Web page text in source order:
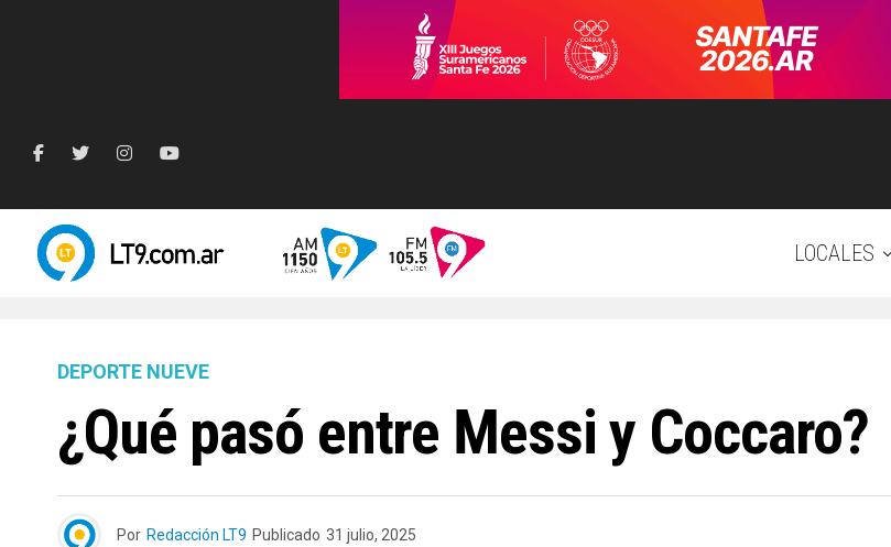
LOCALES
DEPORTE NUEVE
¿Qué pasó entre Messi y Coccaro?
Por Redacción LT9 Publicado 31 julio, 2025